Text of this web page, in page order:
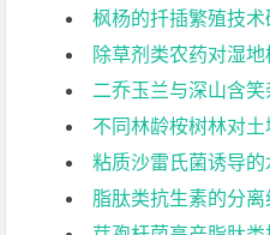
枫杨的扦插繁殖技
除草剂类农药对湿
二乔玉兰与深山含笑
不同林龄桉树林对土壤
粘质沙雷氏菌诱导的水
脂肽类抗生素的分离纯化及表